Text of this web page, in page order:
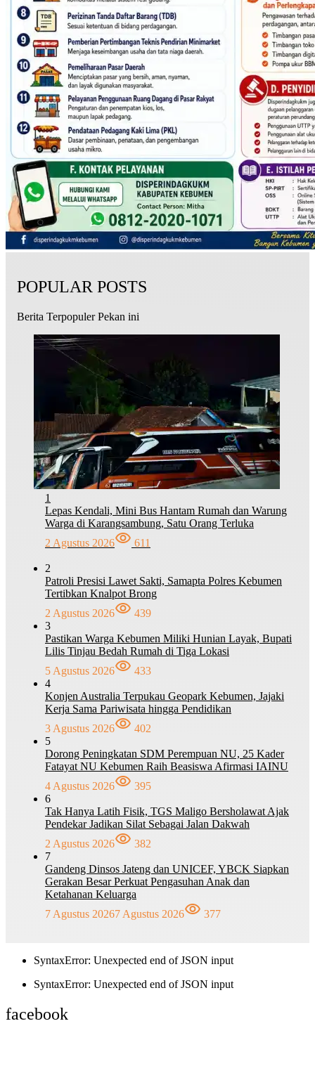
POPULAR POSTS
Berita Terpopuler Pekan ini
1
Lepas Kendali, Mini Bus Hantam Rumah dan Warung
Warga di Karangsambung, Satu Orang Terluka
2 Agustus 2026
611
2
Patroli Presisi Lawet Sakti, Samapta Polres Kebumen
Tertibkan Knalpot Brong
2 Agustus 2026
439
3
Pastikan Warga Kebumen Miliki Hunian Layak, Bupati
Lilis Tinjau Bedah Rumah di Tiga Lokasi
5 Agustus 2026
433
4
Konjen Australia Terpukau Geopark Kebumen, Jajaki
Kerja Sama Pariwisata hingga Pendidikan
3 Agustus 2026
402
5
Dorong Peningkatan SDM Perempuan NU, 25 Kader
Fatayat NU Kebumen Raih Beasiswa Afirmasi IAINU
4 Agustus 2026
395
6
Tak Hanya Latih Fisik, TGS Maligo Bersholawat Ajak
Pendekar Jadikan Silat Sebagai Jalan Dakwah
2 Agustus 2026
382
7
Gandeng Dinsos Jateng dan UNICEF, YBCK Siapkan
Gerakan Besar Perkuat Pengasuhan Anak dan
Ketahanan Keluarga
7 Agustus 20267 Agustus 2026 377
SyntaxError: Unexpected end of JSON input
SyntaxError: Unexpected end of JSON input
facebook